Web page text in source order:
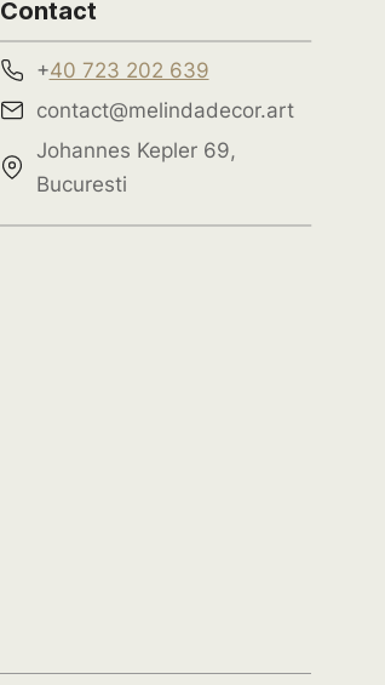
Contact
+40 723 202 639
contact@melindadecor.art
Johannes Kepler 69,
Bucuresti